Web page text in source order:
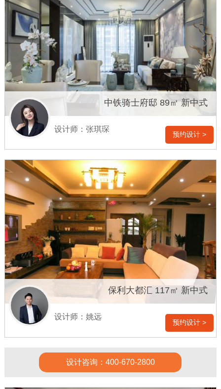
中铁骑士府邸 89㎡ 新中式
设计师：张琪琛
预约设计 >
保利大都汇 117㎡ 新中式
设计师：姚远
预约设计 >
设计咨询：400-670-2800